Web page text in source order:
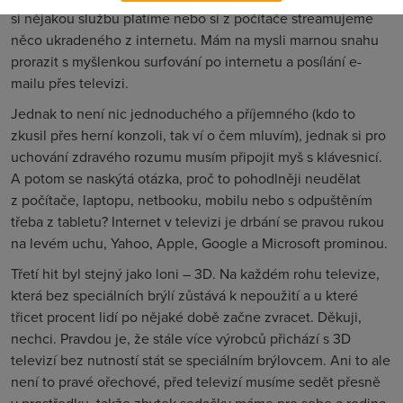
si nějakou službu platíme nebo si z počítače streamujeme
něco ukradeného z internetu. Mám na mysli marnou snahu
prorazit s myšlenkou surfování po internetu a posílání e-
mailu přes televizi.
Jednak to není nic jednoduchého a příjemného (kdo to
zkusil přes herní konzoli, tak ví o čem mluvím), jednak si pro
uchování zdravého rozumu musím připojit myš s klávesnicí.
A potom se naskýtá otázka, proč to pohodlněji neudělat
z počítače, laptopu, netbooku, mobilu nebo s odpuštěním
třeba z tabletu? Internet v televizi je drbání se pravou rukou
na levém uchu, Yahoo, Apple, Google a Microsoft prominou.
Třetí hit byl stejný jako loni – 3D. Na každém rohu televize,
která bez speciálních brýlí zůstává k nepoužití a u které
třicet procent lidí po nějaké době začne zvracet. Děkuji,
nechci. Pravdou je, že stále více výrobců přichází s 3D
televizí bez nutností stát se speciálním brýlovcem. Ani to ale
není to pravé ořechové, před televizí musíme sedět přesně